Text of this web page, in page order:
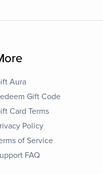
Aura
Gift Code
Card Terms
Policy
of Service
FAQ